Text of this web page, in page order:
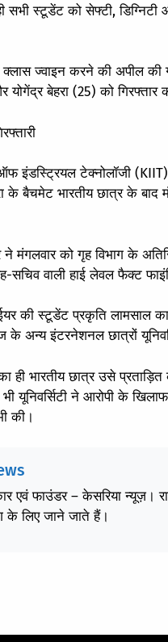
स्टूडेंट को सेफ्टी, डिग्निटी
ज्वाइन करने की अपील की
योगेंद्र बेहरा (25) को गिरफ्तार
इंडस्ट्रियल टेक्नोलॉजी
के बैचमेट भारतीय छात्र के बाद
को गृह विभाग के
वाली हाई लेवल फैक्ट
की स्टूडेंट प्रकृति लामसाल
अन्य इंटरनेशनल छात्रों
ही भारतीय छात्र उसे
ने आरोपी के खिलाफ
की।
एवं फाउंडर – केसरिया
के लिए जाने जाते हैं।